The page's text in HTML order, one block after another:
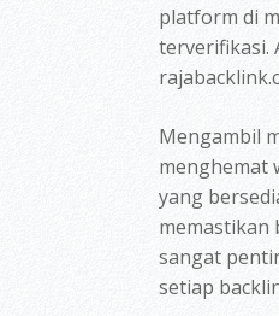
platform di
terverifikasi.
Mengambil
menghemat
yang
memastikan
sangat
setiap